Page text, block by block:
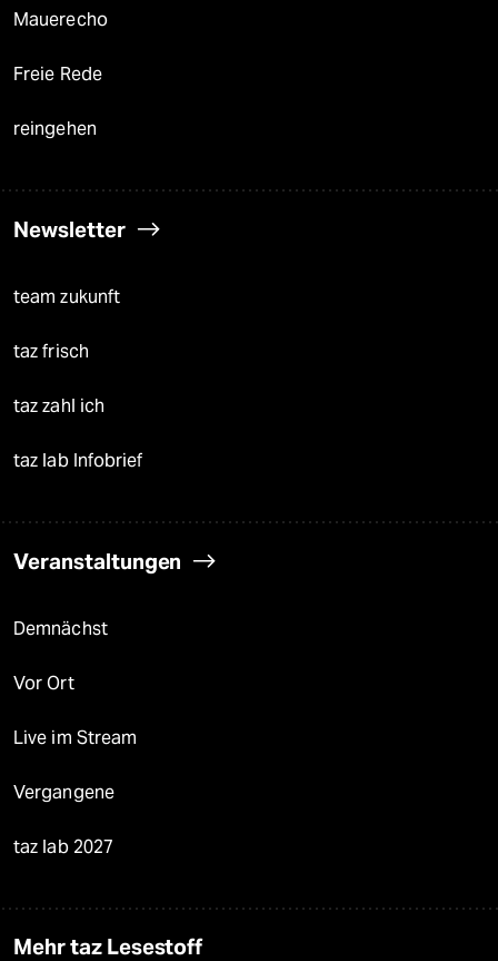
Mauerecho
Freie Rede
reingehen
Newsletter
team zukunft
taz frisch
taz zahl ich
taz lab Infobrief
Veranstaltungen
Demnächst
Vor Ort
Live im Stream
Vergangene
taz lab 2027
Mehr taz Lesestoff